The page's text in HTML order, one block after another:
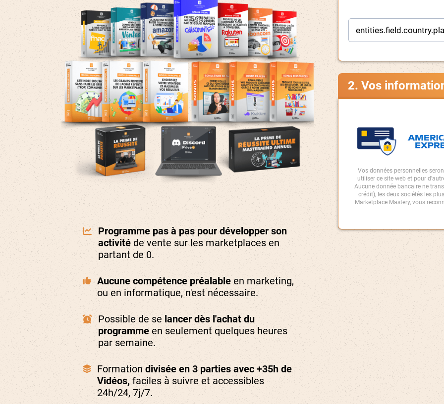
Programme pas à pas pour développer son
activitéde vente sur les marketplaces en
partant de 0.
Aucune compétence préalable en marketing,
ou en informatique, n'est nécessaire.
Possible de se lancer dès l'achat du
programmeen seulement quelques heures
par semaine.
Formationdivisée en 3 parties avec +35h de
Vidéos, faciles à suivre et accessibles
24h/24, 7j/7.
2. Vos
Vos données personnelles
utiliser ce site web et pour
Aucune donnée bancaire ne
crédit), les deux sociétés les
Marketplace Mastery, vous